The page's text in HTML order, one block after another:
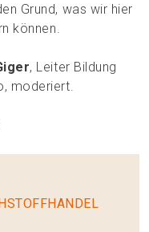
Grund, was wir hier
können.
, Leiter Bildung
moderiert.